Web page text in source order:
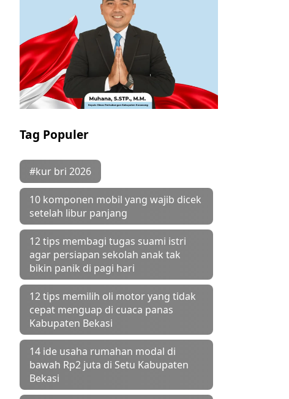
Tag Populer
#kur bri 2026
10 komponen mobil yang wajib dicek
setelah libur panjang
12 tips membagi tugas suami istri
agar persiapan sekolah anak tak
bikin panik di pagi hari
12 tips memilih oli motor yang tidak
cepat menguap di cuaca panas
Kabupaten Bekasi
14 ide usaha rumahan modal di
bawah Rp2 juta di Setu Kabupaten
Bekasi